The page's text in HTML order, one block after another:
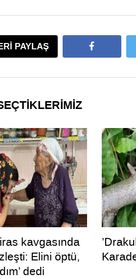
PAYLAŞ
kavgasında
Elini öptü,
dedi